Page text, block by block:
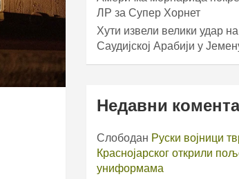
ЛР за Супер Хорнет
Хути извели велики удар
Саудијској Арабији у
Недавни
Слободан Руски војници
Краснојарског открили
униформама